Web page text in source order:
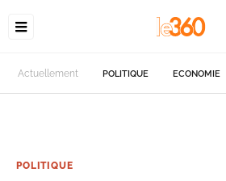
Actuellement POLITIQUE ECONOMIE
POLITIQUE